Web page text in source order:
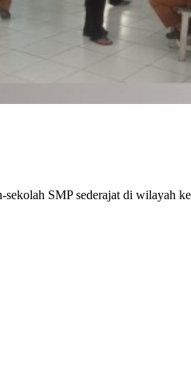
SMP sederajat di wilayah